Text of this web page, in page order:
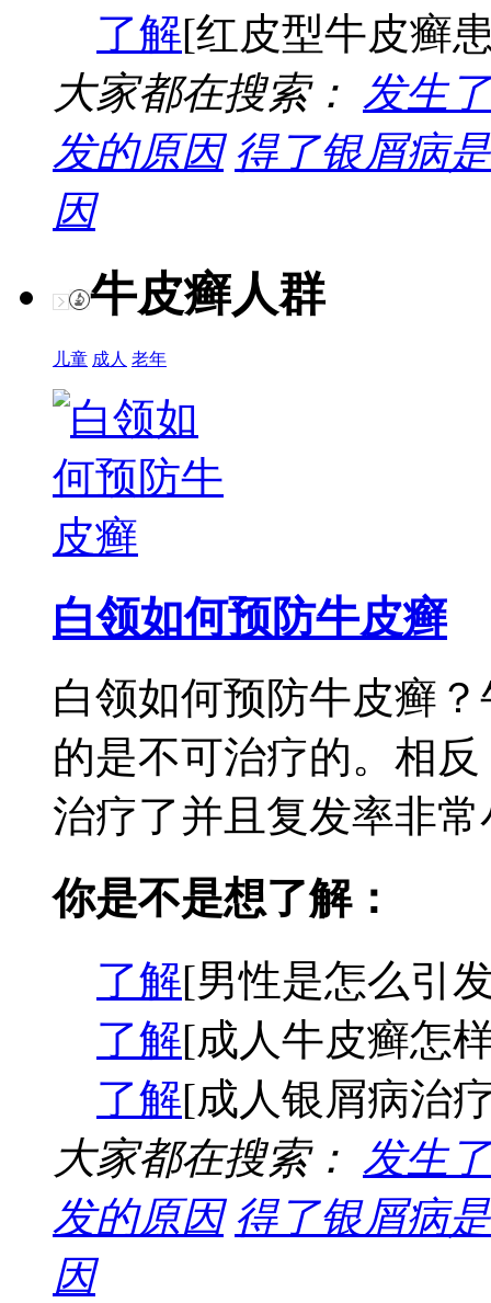
了解[红皮型牛皮癣
大家都在搜索： 发生
发的原因 得了银屑病
因
牛皮癣人群
儿童 成人 老年
白领如何预防牛皮癣
白领如何预防牛皮癣
的是不可治疗的。相
治疗了并且复发率非
你是不是想了解：
了解[男性是怎么引
了解[成人牛皮癣怎
了解[成人银屑病治
大家都在搜索： 发生
发的原因 得了银屑病
因